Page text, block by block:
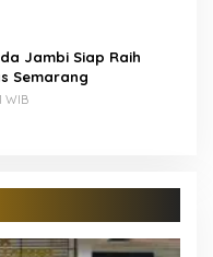
Jambi Siap Raih
Semarang
WIB